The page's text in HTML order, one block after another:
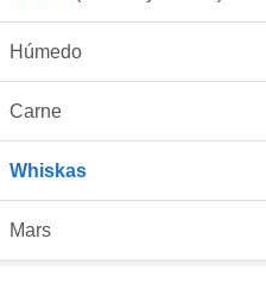
Húmedo
Carne
Whiskas
Mars